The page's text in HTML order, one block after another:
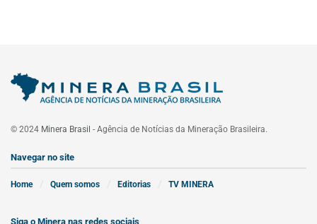
© 2024 Minera Brasil - Agência de Notícias da Mineração Brasileira.
Navegar no site
Home Quem somos Editorias TV MINERA
Siga o Minera nas redes sociais